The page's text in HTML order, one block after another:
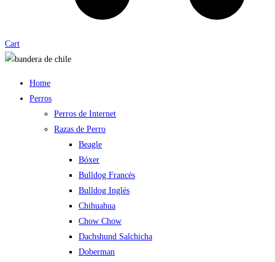
Cart
Home
Perros
Perros de Internet
Razas de Perro
Beagle
Bóxer
Bulldog Francés
Bulldog Inglés
Chihuahua
Chow Chow
Dachshund Salchicha
Doberman